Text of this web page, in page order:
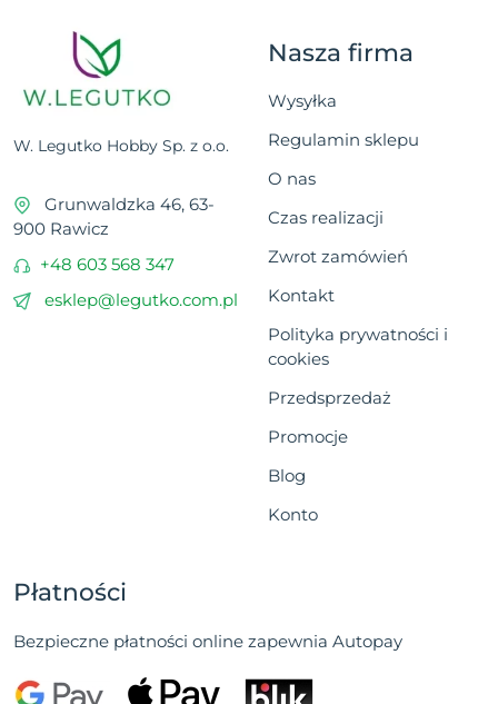
W. Legutko Hobby Sp. z o.o.
Grunwaldzka 46, 63-
900 Rawicz
+48 603 568 347
esklep@legutko.com.pl
Nasza firma
Wysyłka
Regulamin sklepu
O nas
Czas realizacji
Zwrot zamówień
Kontakt
Polityka prywatności i
cookies
Przedsprzedaż
Promocje
Blog
Konto
Płatności
Bezpieczne płatności online zapewnia Autopay